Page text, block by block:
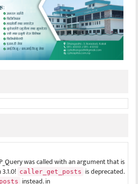
was called with an argument that is
caller_get_posts is deprecated.
instead. in